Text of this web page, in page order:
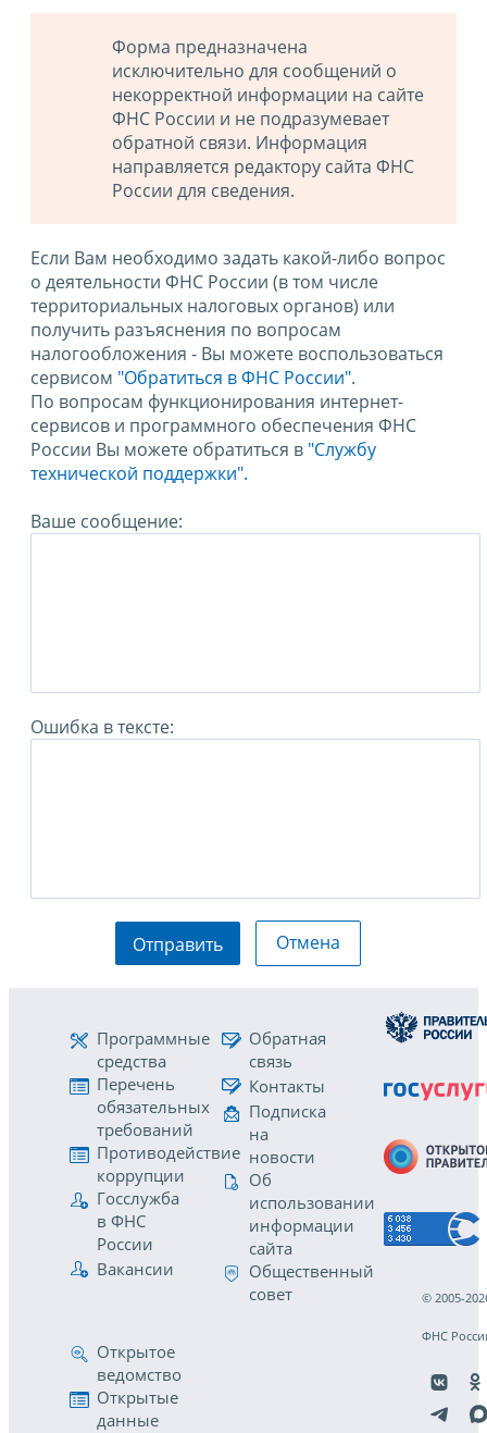
Форма предназначена
исключительно для сообщений о
некорректной информации на сайте
ФНС России и не подразумевает
обратной связи. Информация
направляется редактору сайта ФНС
России для сведения.
Если Вам необходимо задать какой-либо вопрос
о деятельности ФНС России (в том числе
территориальных налоговых органов) или
получить разъяснения по вопросам
налогообложения - Вы можете воспользоваться
сервисом "Обратиться в ФНС России".
По вопросам функционирования интернет-
сервисов и программного обеспечения ФНС
России Вы можете обратиться в "Службу
технической поддержки".
Ваше сообщение:
Ошибка в тексте:
Отправить Отмена
Программные
средства
Перечень
обязательных
требований
Противодействие
коррупции
Госслужба
в ФНС
России
Вакансии
Обратная
связь
Контакты
Подписка
на
новости
Об
использовании
информации
сайта
Общественный
совет
Открытое
ведомство
Открытые
данные
© 2005-
ФНС